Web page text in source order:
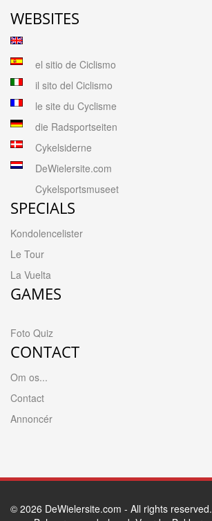
WEBSITES
el sitio de Ciclismo
il sito del Ciclismo
le site du Cyclisme
die Radsportseiten
Cykelsiderne
DeWielersite.com
Cykelsportsmuseet
SPECIALS
Kondolencelister
Le Tour
La Vuelta
GAMES
Foto Quiz
CONTACT
Om os...
Contact
Annoncér
© 2026 DeWielersite.com - All rights reserved.